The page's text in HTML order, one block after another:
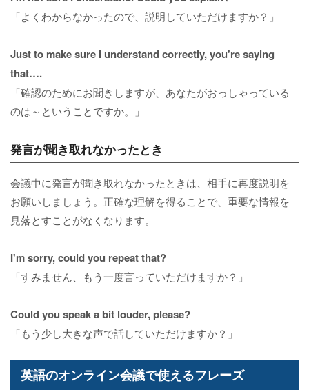
「よくわからなかったので、説明していただけますか？」
Just to make sure I understand correctly, you're saying
that….
「確認のためにお聞きしますが、あなたがおっしゃっている
のは～ということですか。」
発言が聞き取れなかったとき
会議中に発言が聞き取れなかったときは、相手に再度説明を
お願いしましょう。正確な理解を得ることで、重要な情報を
見落とすことがなくなります。
I'm sorry, could you repeat that?
「すみません、もう一度言っていただけますか？」
Could you speak a bit louder, please?
「もう少し大きな声で話していただけますか？」
英語のオンライン会議で使えるフレーズ